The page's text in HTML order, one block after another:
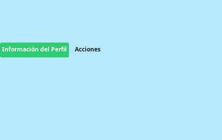
Información del Perfil Acciones